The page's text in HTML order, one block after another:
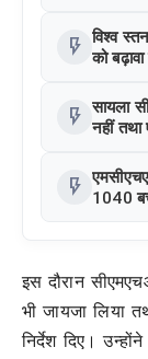
flash_on विश्व
को
flash_on सायला
नहीं
flash_on 1040
इस दौरान
भी जायजा लिया
निर्देश दिए।